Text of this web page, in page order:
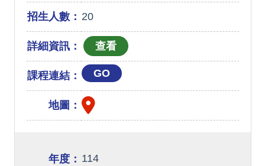
招生人數： 20
詳細資訊：
課程連結： GO
地圖：
年度： 114